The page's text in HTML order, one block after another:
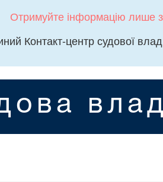
Отримуйте інформацію лише
Контакт-центр судової